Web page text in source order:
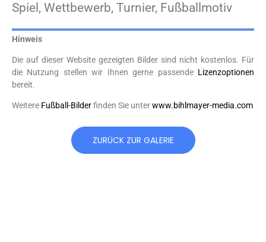
Spiel, Wettbewerb, Turnier, Fußballmotiv
Hinweis
Die auf dieser Website gezeigten Bilder sind nicht kostenlos. Für
die Nutzung stellen wir Ihnen gerne passende Lizenzoptionen
bereit.
Weitere Fußball-Bilderfinden Sie unterwww.bihlmayer-media.com
ZURÜCK ZUR GALERIE